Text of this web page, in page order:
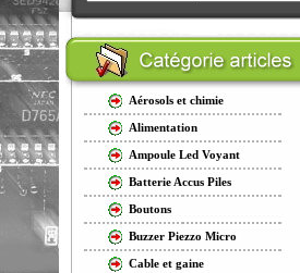
Aérosols et chimie
Alimentation
Ampoule Led Voyant
Batterie Accus Piles
Boutons
Buzzer Piezzo Micro
Cable et gaine